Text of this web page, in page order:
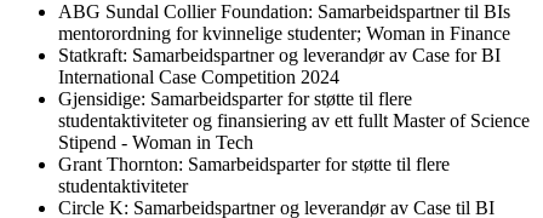
ABG Sundal Collier Foundation: Samarbeidspartner til BIs
mentorordning for kvinnelige studenter; Woman in Finance
Statkraft: Samarbeidspartner og leverandør av Case for BI
International Case Competition 2024
Gjensidige: Samarbeidsparter for støtte til flere
studentaktiviteter og finansiering av ett fullt Master of Science
Stipend - Woman in Tech
Grant Thornton: Samarbeidsparter for støtte til flere
studentaktiviteter
Circle K: Samarbeidspartner og leverandør av Case til BI